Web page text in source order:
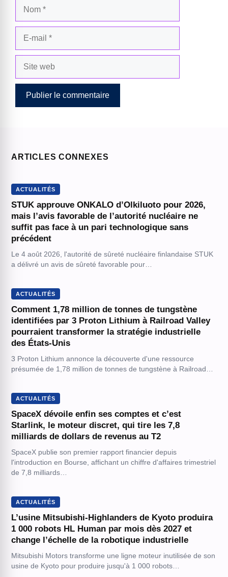
ARTICLES CONNEXES
ACTUALITÉS
STUK approuve ONKALO d’Olkiluoto pour 2026,
mais l’avis favorable de l’autorité nucléaire ne
suffit pas face à un pari technologique sans
précédent
Le 4 août 2026, l'autorité de sûreté nucléaire finlandaise STUK
a délivré un avis de sûreté favorable pour…
ACTUALITÉS
Comment 1,78 million de tonnes de tungstène
identifiées par 3 Proton Lithium à Railroad Valley
pourraient transformer la stratégie industrielle
des États-Unis
3 Proton Lithium annonce la découverte d'une ressource
présumée de 1,78 million de tonnes de tungstène à Railroad…
ACTUALITÉS
SpaceX dévoile enfin ses comptes et c’est
Starlink, le moteur discret, qui tire les 7,8
milliards de dollars de revenus au T2
SpaceX publie son premier rapport financier depuis
l'introduction en Bourse, affichant un chiffre d'affaires trimestriel
de 7,8 milliards…
ACTUALITÉS
L’usine Mitsubishi-Highlanders de Kyoto produira
1 000 robots HL Human par mois dès 2027 et
change l’échelle de la robotique industrielle
Mitsubishi Motors transforme une ligne moteur inutilisée de son
usine de Kyoto pour produire jusqu'à 1 000 robots…